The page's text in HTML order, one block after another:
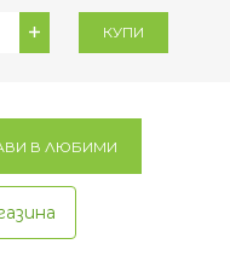
КУПИ
В ЛЮБИМИ